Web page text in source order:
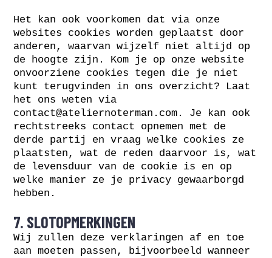
Het kan ook voorkomen dat via onze
websites cookies worden geplaatst door
anderen, waarvan wijzelf niet altijd op
de hoogte zijn. Kom je op onze website
onvoorziene cookies tegen die je niet
kunt terugvinden in ons overzicht? Laat
het ons weten via
contact@ateliernoterman.com . Je kan ook
rechtstreeks contact opnemen met de
derde partij en vraag welke cookies ze
plaatsten, wat de reden daarvoor is, wat
de levensduur van de cookie is en op
welke manier ze je privacy gewaarborgd
hebben.
7. SLOTOPMERKINGEN
Wij zullen deze verklaringen af en toe
aan moeten passen, bijvoorbeeld wanneer